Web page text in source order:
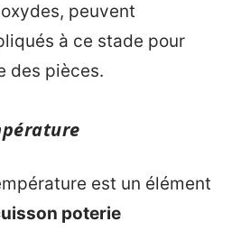
peuvent
à ce stade pour
des pièces.
est un élément
poterie